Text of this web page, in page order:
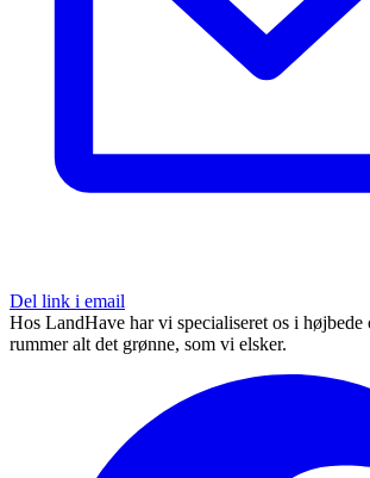
Del link i email
Hos LandHave har vi specialiseret os i højbede
rummer alt det grønne, som vi elsker.